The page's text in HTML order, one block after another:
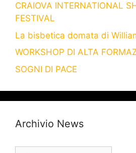
CRAIOVA INTERNATIONAL
FESTIVAL
La bisbetica domata di
WORKSHOP DI ALTA
SOGNI DI PACE
Archivio News